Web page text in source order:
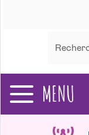
MENU